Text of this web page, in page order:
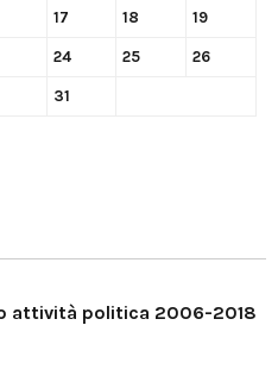
17 18 19
24 25 26
31
attività politica 2006-2018